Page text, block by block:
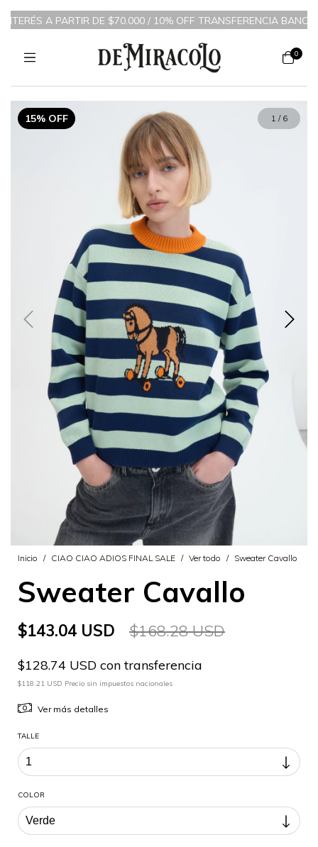
A PARTIR DE $70.000 / 10% OFF TRANSFERENCIA BANCARIA
0
15% OFF 1 / 6
Inicio / CIAO CIAO ADIOS FINAL SALE / Ver todo / Sweater Cavallo
Sweater Cavallo
$143.04 USD $168.28 USD
$128.74 USD con transferencia
$118.21 USD Precio sin impuestos nacionales
Ver más detalles
TALLE
COLOR